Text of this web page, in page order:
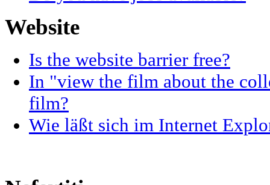
Website
Is the website barrier free?
In "view the film about the
film?
Wie läßt sich im Internet